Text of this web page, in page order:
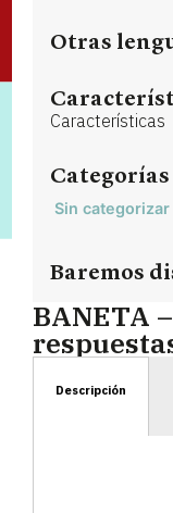
Otras
Características
Categorías
Sin categorizar
Baremos
BANETA
Descripción